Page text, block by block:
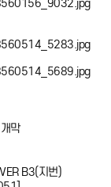
막
B3(지번)